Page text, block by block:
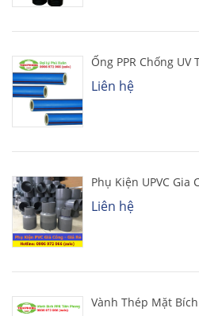
Ống PPR Chống UV
Liên hệ
Phụ Kiện UPVC Gia
Liên hệ
Vành Thép Mặt Bích